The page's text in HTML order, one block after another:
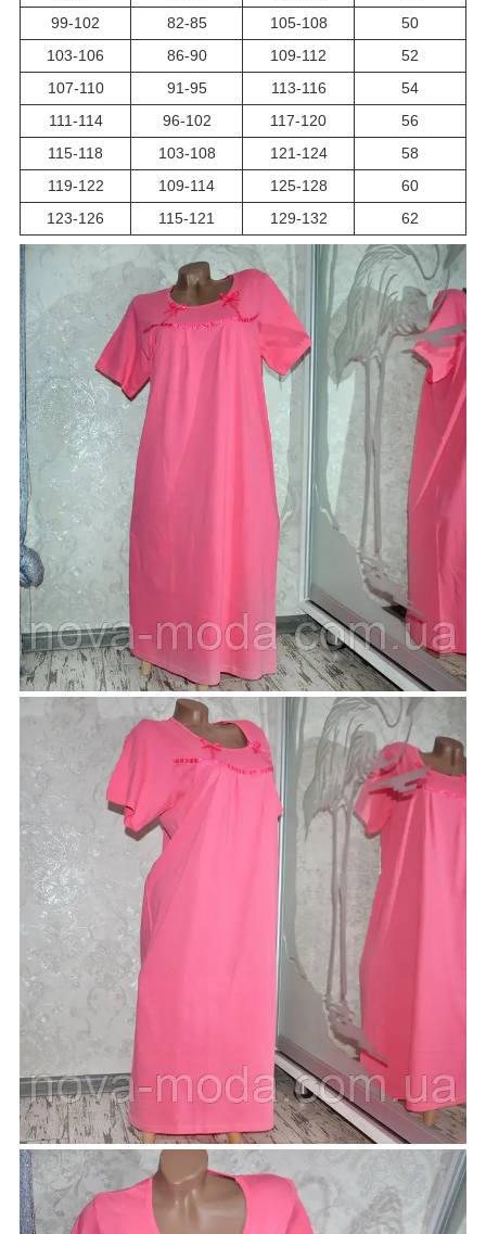
99-102
82-85 105-108
50
103-106
86-90 109-112
52
107-110
91-95 113-116
54
111-114
96-102 117-120
56
115-118
103-108 121-124
58
119-122
109-114 125-128
60
123-126
115-121 129-132 62